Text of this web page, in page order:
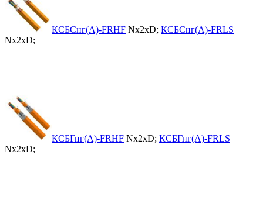
КСБСнг(А)-FRHF Nx2xD; КСБСнг(А)-FRLS
Nx2xD;
КСБГнг(А)-FRHF Nx2xD; КСБГнг(А)-FRLS
Nx2xD;